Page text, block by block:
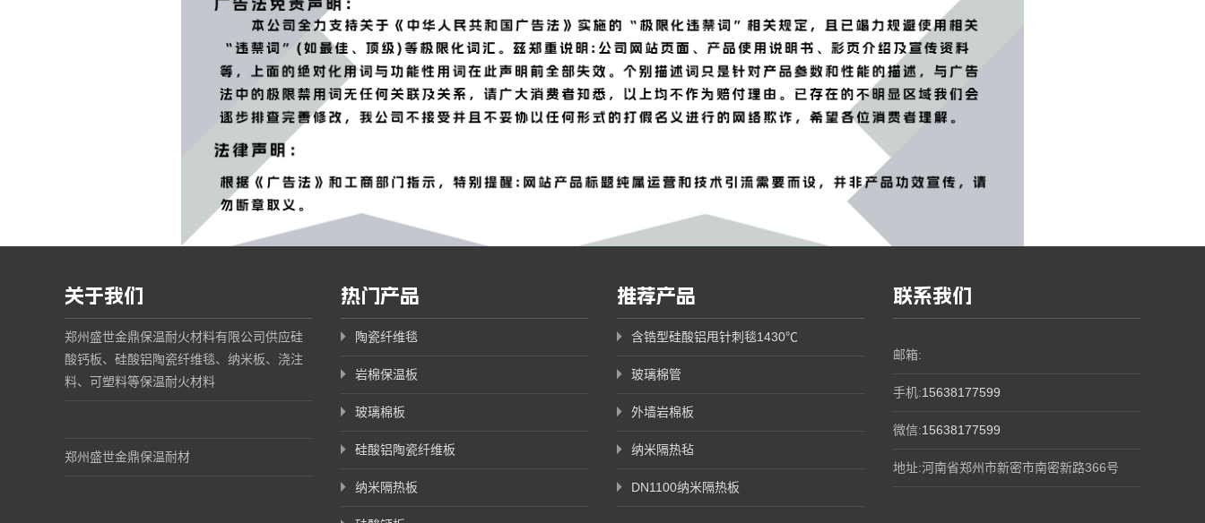
关于我们
郑州盛世金鼎保温耐火材料有限公司供应硅
酸钙板、硅酸铝陶瓷纤维毯、纳米板、浇注
料、可塑料等保温耐火材料
郑州盛世金鼎保温耐材
热门产品
陶瓷纤维毯
岩棉保温板
玻璃棉板
硅酸铝陶瓷纤维板
纳米隔热板
推荐产品
含锆型硅酸铝甩针刺毯1430℃
玻璃棉管
外墙岩棉板
纳米隔热毡
DN1100纳米隔热板
联系我们
邮箱:
手机:15638177599
微信:15638177599
地址:河南省郑州市新密市南密新路366号